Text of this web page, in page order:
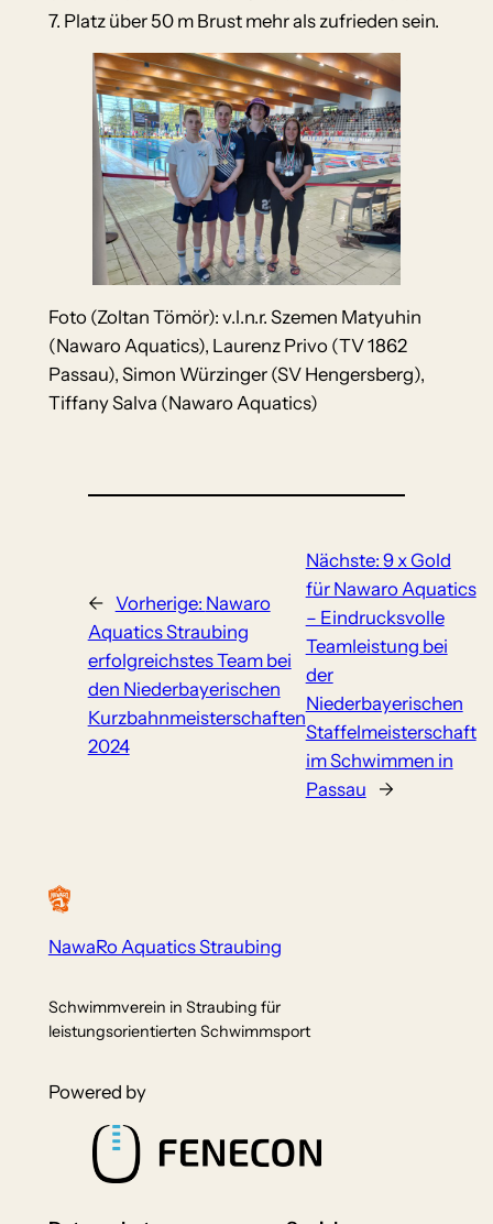
7. Platz über 50 m Brust mehr als zufrieden sein.
Foto (Zoltan Tömör): v.l.n.r. Szemen Matyuhin
(Nawaro Aquatics), Laurenz Privo (TV 1862
Passau), Simon Würzinger (SV Hengersberg),
Tiffany Salva (Nawaro Aquatics)
← Vorherige: Nawaro
Aquatics Straubing
erfolgreichstes Team bei
den Niederbayerischen
Kurzbahnmeisterschaften
2024
Nächste: 9 x Gold
für Nawaro Aquatics
– Eindrucksvolle
Teamleistung bei
der
Niederbayerischen
Staffelmeisterschaft
im Schwimmen in
Passau
→
NawaRo Aquatics Straubing
Schwimmverein in Straubing für
leistungsorientierten Schwimmsport
Powered by